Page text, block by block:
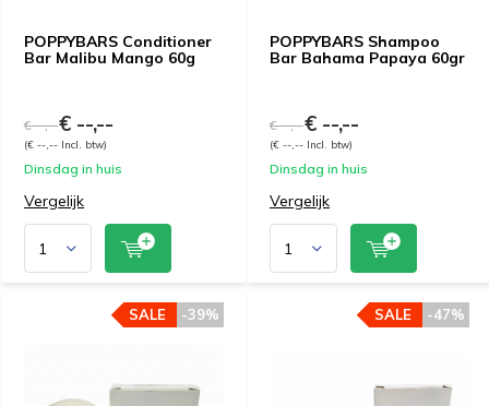
POPPYBARS Conditioner
Bar Malibu Mango 60g
€ --,--€ --,--
(€ --,-- Incl. btw)
Dinsdag in huis
Vergelijk
POPPYBARS Shampoo
Bar Bahama Papaya 60gr
€ --,--€ --,--
(€ --,-- Incl. btw)
Dinsdag in huis
Vergelijk
-39%
SALE -47%
SALE